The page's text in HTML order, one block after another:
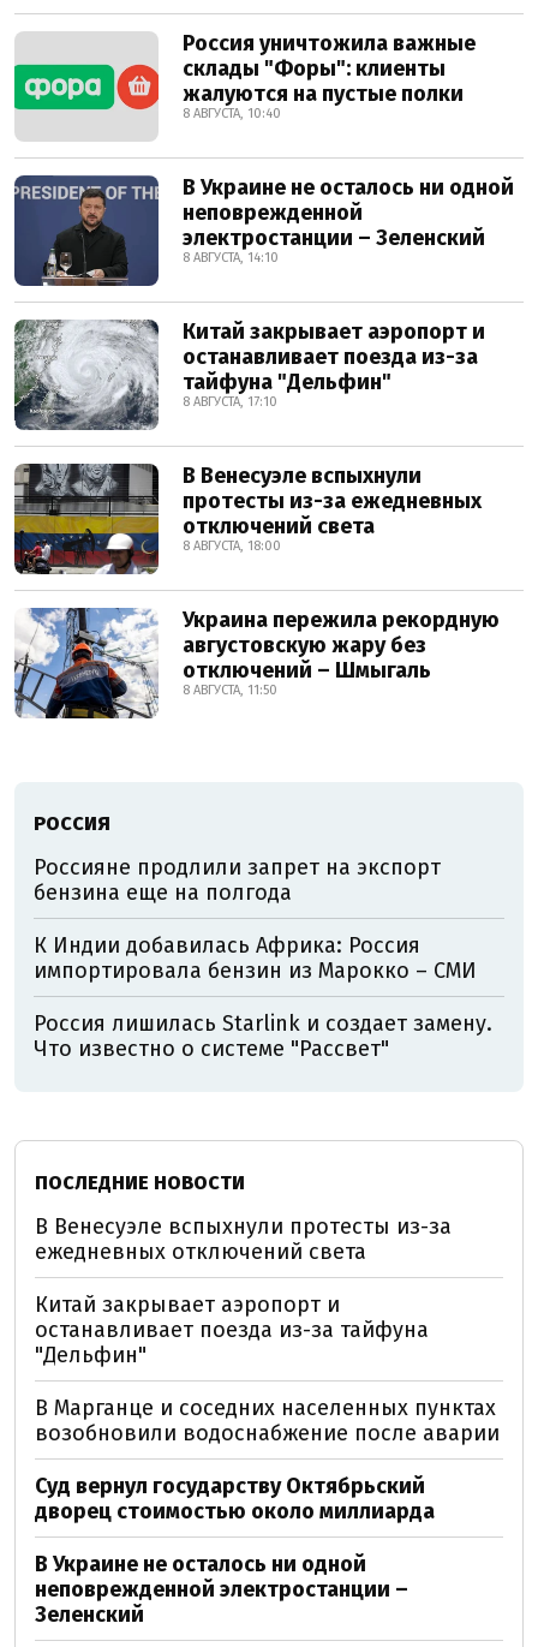
Россия уничтожила важные
склады "Форы": клиенты
жалуются на пустые полки
8 АВГУСТА, 10:40
В Украине не осталось ни одной
неповрежденной
электростанции – Зеленский
8 АВГУСТА, 14:10
Китай закрывает аэропорт и
останавливает поезда из-за
тайфуна "Дельфин"
8 АВГУСТА, 17:10
В Венесуэле вспыхнули
протесты из-за ежедневных
отключений света
8 АВГУСТА, 18:00
Украина пережила рекордную
августовскую жару без
отключений – Шмыгаль
8 АВГУСТА, 11:50
РОССИЯ
Россияне продлили запрет на экспорт
бензина еще на полгода
К Индии добавилась Африка: Россия
импортировала бензин из Марокко – СМИ
Россия лишилась Starlink и создает замену.
Что известно о системе "Рассвет"
ПОСЛЕДНИЕ НОВОСТИ
В Венесуэле вспыхнули протесты из-за
ежедневных отключений света
Китай закрывает аэропорт и
останавливает поезда из-за тайфуна
"Дельфин"
В Марганце и соседних населенных пунктах
возобновили водоснабжение после аварии
Суд вернул государству Октябрьский
дворец стоимостью около миллиарда
В Украине не осталось ни одной
неповрежденной электростанции –
Зеленский